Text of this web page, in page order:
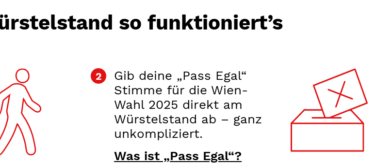
so funktioniert’s
Gib deine „Pass Egal“
Stimme für die Wien-
Wahl 2025 direkt am
Würstelstand ab – ganz
unkompliziert.
Was ist „Pass Egal“?